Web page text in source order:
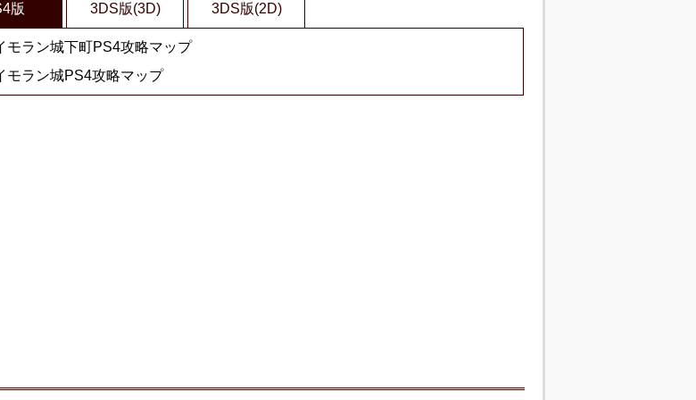
版 3DS版(3D) 3DS版(2D)